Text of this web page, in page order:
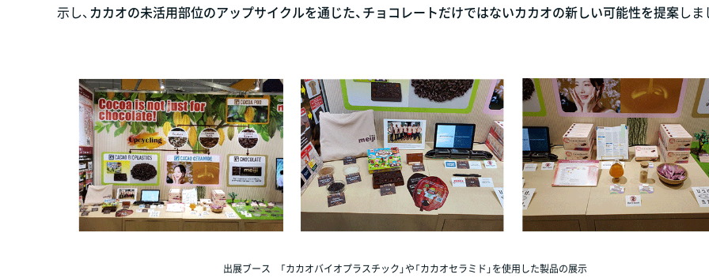
示し、 カカオの未活用部位のアップサイクルを通じた、チョコレートだけではないカカオの新しい可能性を提案しま
出展ブース 「カカオバイオプラスチック」や「カカオセラミド」を使用した製品の展示